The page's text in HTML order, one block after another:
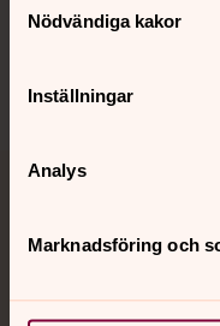
Nödvändiga kakor
Inställningar
Analys
Marknadsföring och
Sociala kanaler
Akut samtals- och